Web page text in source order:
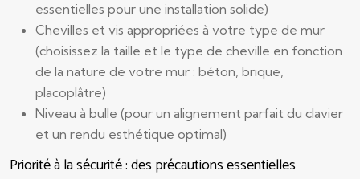
essentielles pour une installation solide)
Chevilles et vis appropriées à votre type de mur
(choisissez la taille et le type de cheville en fonction
de la nature de votre mur : béton, brique,
placoplâtre)
Niveau à bulle (pour un alignement parfait du clavier
et un rendu esthétique optimal)
Priorité à la sécurité : des précautions essentielles